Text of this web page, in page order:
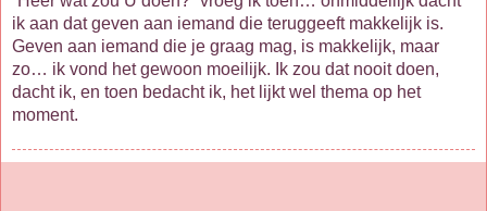
ik aan dat geven aan iemand die teruggeeft makkelijk is.
Geven aan iemand die je graag mag, is makkelijk, maar
zo… ik vond het gewoon moeilijk. Ik zou dat nooit doen,
dacht ik, en toen bedacht ik, het lijkt wel thema op het
moment.